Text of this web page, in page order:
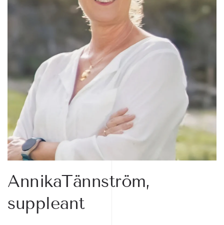
AnnikaTännström,
suppleant